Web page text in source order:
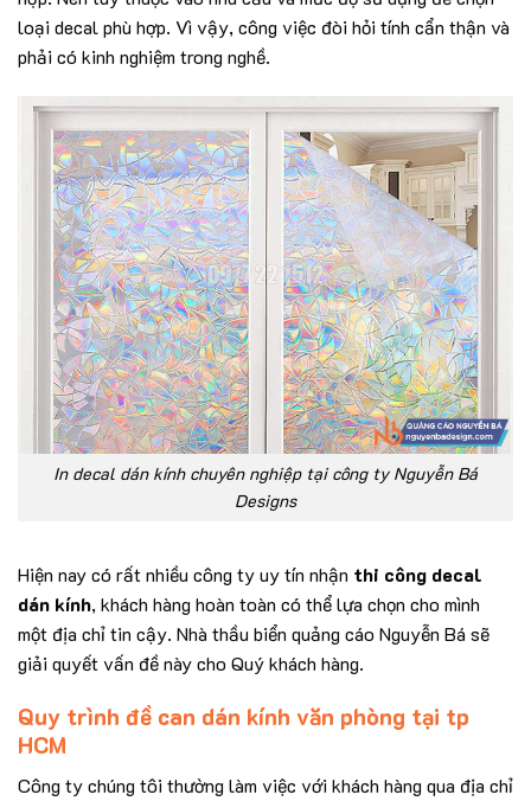
loại decal phù hợp. Vì vậy, công việc đòi hỏi tính cẩn thận và
phải có kinh nghiệm trong nghề.
In decal dán kính chuyên nghiệp tại công ty Nguyễn Bá
Designs
Hiện nay có rất nhiều công ty uy tín nhận thi công decal
dán kính, khách hàng hoàn toàn có thể lựa chọn cho mình
một địa chỉ tin cậy. Nhà thầu biển quảng cáo Nguyễn Bá sẽ
giải quyết vấn đề này cho Quý khách hàng.
Quy trình đề can dán kính văn phòng tại tp
HCM
Công ty chúng tôi thường làm việc với khách hàng qua địa chỉ